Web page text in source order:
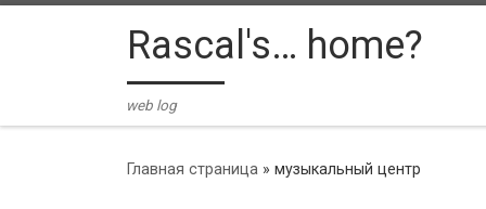
Skip to contentRascal's… home?
web log
Главная страница » музыкальный центр